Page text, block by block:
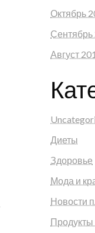
Октябрь
Сентябрь
Август
Диеты
Здоровье
Мода и
Новости
Продукты